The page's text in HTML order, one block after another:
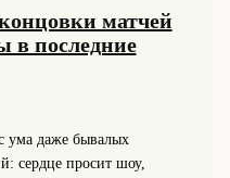
матчей
последние
ума даже бывалых
сердце просит шоу,